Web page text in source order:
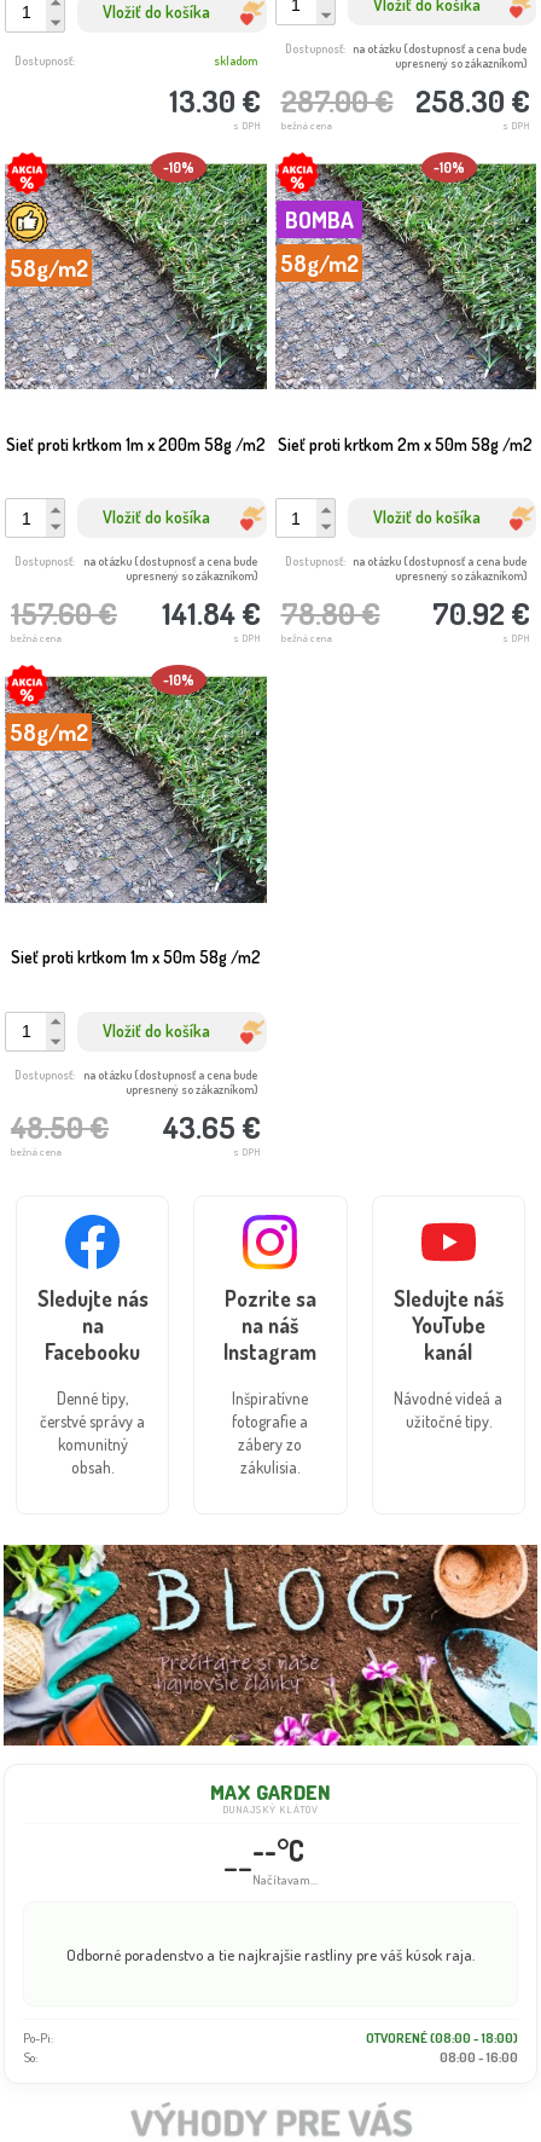
MAX GARDEN
DUNAJSKÝ KLÁTOV
----°C
Načítavam...
Odborné poradenstvo a tie najkrajšie rastliny pre váš kúsok raja.
Po-Pi:
OTVORENÉ (08:00 - 18:00)
So:
08:00 - 16:00
Vložiť do košíka
13.30 €
s DPH
Dostupnosť: skladom
287.00 €
bežná cena
258.30 €
s DPH
Dostupnosť:
na otázku (dostupnosť a cena bude
upresnený so zákazníkom)
Sieť proti krtkom 1m x 200m 58g /m2
58g/m2
-10%
Vložiť do košíka
157.60 €
bežná cena
141.84 €
s DPH
Dostupnosť:
na otázku (dostupnosť a cena bude
upresnený so zákazníkom)
Sieť proti krtkom 2m x 50m 58g /m2
BOMBA
58g/m2
-10%
Vložiť do košíka
78.80 €
bežná cena
70.92 €
s DPH
Dostupnosť:
na otázku (dostupnosť a cena bude
upresnený so zákazníkom)
Sieť proti krtkom 1m x 50m 58g /m2
58g/m2
-10%
Vložiť do košíka
48.50 €
bežná cena
43.65 €
s DPH
Dostupnosť:
na otázku (dostupnosť a cena bude
upresnený so zákazníkom)
Sledujte nás
na
Facebooku
Denné tipy,
čerstvé správy a
komunitný
obsah.
Pozrite sa
na náš
Instagram
Inšpiratívne
fotografie a
zábery zo
zákulisia.
Sledujte náš
YouTube
kanál
Návodné videá a
užitočné tipy.